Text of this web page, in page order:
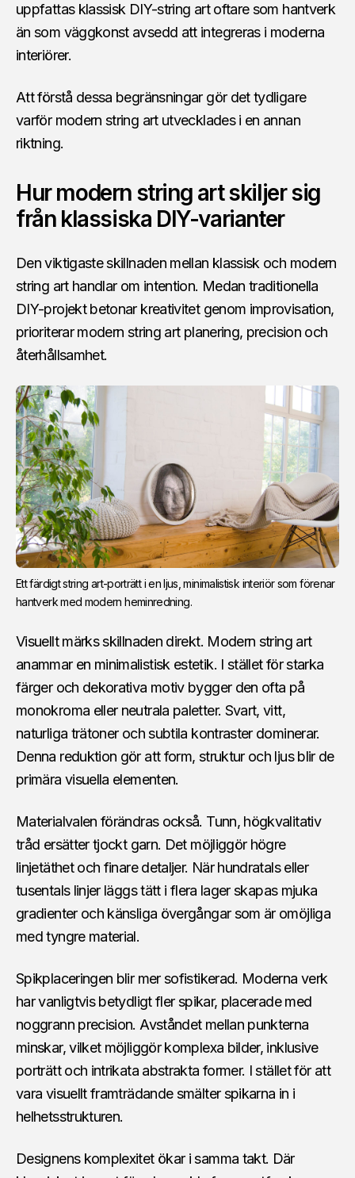
uppfattas klassisk DIY-string art oftare som hantverk
än som väggkonst avsedd att integreras i moderna
interiörer.
Att förstå dessa begränsningar gör det tydligare
varför modern string art utvecklades i en annan
riktning.
Hur modern string art skiljer sig
från klassiska DIY-varianter
Den viktigaste skillnaden mellan klassisk och modern
string art handlar om intention. Medan traditionella
DIY-projekt betonar kreativitet genom improvisation,
prioriterar modern string art planering, precision och
återhållsamhet.
Ett färdigt string art-porträtt i en ljus, minimalistisk interiör som förenar
hantverk med modern heminredning.
Visuellt märks skillnaden direkt. Modern string art
anammar en minimalistisk estetik. I stället för starka
färger och dekorativa motiv bygger den ofta på
monokroma eller neutrala paletter. Svart, vitt,
naturliga trätoner och subtila kontraster dominerar.
Denna reduktion gör att form, struktur och ljus blir de
primära visuella elementen.
Materialvalen förändras också. Tunn, högkvalitativ
tråd ersätter tjockt garn. Det möjliggör högre
linjetäthet och finare detaljer. När hundratals eller
tusentals linjer läggs tätt i flera lager skapas mjuka
gradienter och känsliga övergångar som är omöjliga
med tyngre material.
Spikplaceringen blir mer sofistikerad. Moderna verk
har vanligtvis betydligt fler spikar, placerade med
noggrann precision. Avståndet mellan punkterna
minskar, vilket möjliggör komplexa bilder, inklusive
porträtt och intrikata abstrakta former. I stället för att
vara visuellt framträdande smälter spikarna in i
helhetsstrukturen.
Designens komplexitet ökar i samma takt. Där